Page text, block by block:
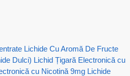
Lichide Cu Aromă De Fructe
Dulci) Lichid Țigară Electronică cu
cu Nicotină 9mg Lichide